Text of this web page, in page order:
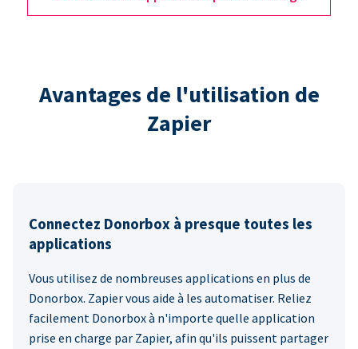
Avantages de l'utilisation de
Zapier
Connectez Donorbox à presque toutes les
applications
Vous utilisez de nombreuses applications en plus de
Donorbox. Zapier vous aide à les automatiser. Reliez
facilement Donorbox à n'importe quelle application
prise en charge par Zapier, afin qu'ils puissent partager